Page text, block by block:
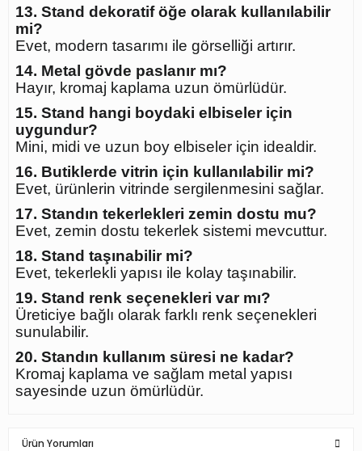
13. Stand dekoratif öğe olarak kullanılabilir
mi?
Evet, modern tasarımı ile görselliği artırır.
14. Metal gövde paslanır mı?
Hayır, kromaj kaplama uzun ömürlüdür.
15. Stand hangi boydaki elbiseler için
uygundur?
Mini, midi ve uzun boy elbiseler için idealdir.
16. Butiklerde vitrin için kullanılabilir mi?
Evet, ürünlerin vitrinde sergilenmesini sağlar.
17. Standın tekerlekleri zemin dostu mu?
Evet, zemin dostu tekerlek sistemi mevcuttur.
18. Stand taşınabilir mi?
Evet, tekerlekli yapısı ile kolay taşınabilir.
19. Stand renk seçenekleri var mı?
Üreticiye bağlı olarak farklı renk seçenekleri
sunulabilir.
20. Standın kullanım süresi ne kadar?
Kromaj kaplama ve sağlam metal yapısı
sayesinde uzun ömürlüdür.
Ürün Yorumları